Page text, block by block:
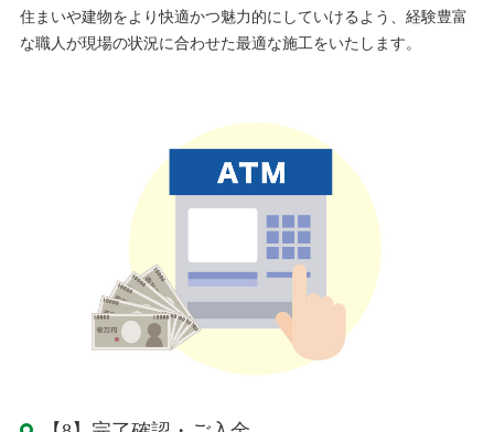
住まいや建物をより快適かつ魅力的にしていけるよう、経験豊富
な職人が現場の状況に合わせた最適な施工をいたします。